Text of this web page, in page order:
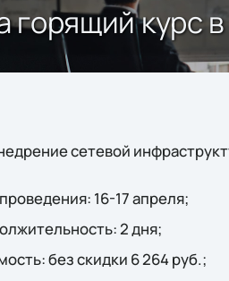
горящий курс
сетевой
16-17 апреля;
2 дня;
без скидки 6 264 руб.;